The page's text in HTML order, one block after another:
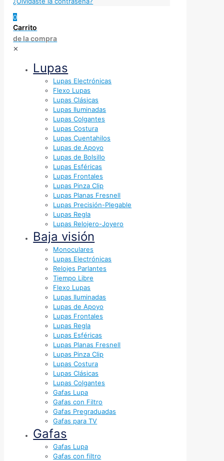
0
Carrito
de la compra
✕
Lupas
Lupas Electrónicas
Flexo Lupas
Lupas Clásicas
Lupas Iluminadas
Lupas Colgantes
Lupas Costura
Lupas Cuentahilos
Lupas de Apoyo
Lupas de Bolsillo
Lupas Esféricas
Lupas Frontales
Lupas Pinza Clip
Lupas Planas Fresnell
Lupas Precisión-Plegable
Lupas Regla
Lupas Relojero-Joyero
Baja visión
Monoculares
Lupas Electrónicas
Relojes Parlantes
Tiempo Libre
Flexo Lupas
Lupas Iluminadas
Lupas de Apoyo
Lupas Frontales
Lupas Regla
Lupas Esféricas
Lupas Planas Fresnell
Lupas Pinza Clip
Lupas Costura
Lupas Clásicas
Lupas Colgantes
Gafas Lupa
Gafas con Filtro
Gafas Pregraduadas
Gafas para TV
Gafas
Gafas Lupa
Gafas con filtro